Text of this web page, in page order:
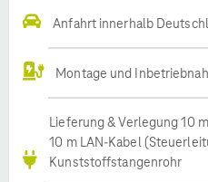
Anfahrt innerhalb
Montage und
Lieferung & Verlegung 10
10 m LAN-Kabel
Kunststoffstangenrohr